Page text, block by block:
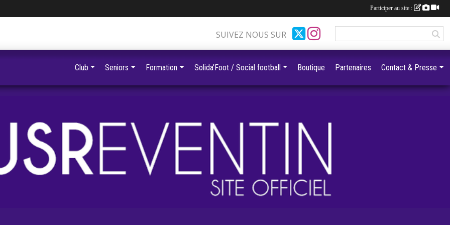
SUIVEZ NOUS SUR
Club Seniors Formation Solida'Foot / Social football Boutique Partenaires Contact & Presse
Participer au site :